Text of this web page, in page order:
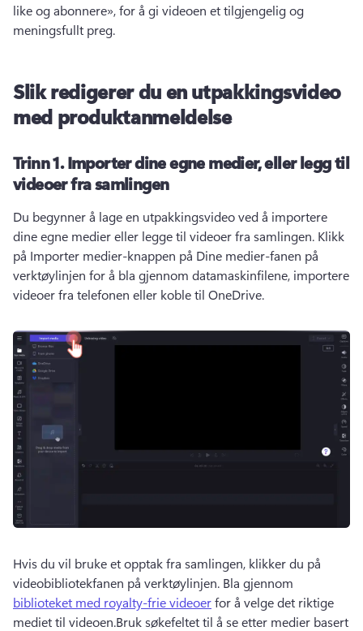
like og abonnere», for å gi videoen et tilgjengelig og
meningsfullt preg.
Slik redigerer du en utpakkingsvideo
med produktanmeldelse
Trinn 1.Importer dine egne medier, eller legg til
videoer fra samlingen
Du begynner å lage en utpakkingsvideo ved å importere
dine egne medier eller legge til videoer fra samlingen. Klikk
på Importer medier-knappen på Dine medier-fanen på
verktøylinjen for å bla gjennom datamaskinfilene, importere
videoer fra telefonen eller koble til OneDrive.
Hvis du vil bruke et opptak fra samlingen, klikker du på
videobibliotekfanen på verktøylinjen. Bla gjennom
biblioteket med royalty-frie videoer for å velge det riktige
mediet til videoen.Bruk søkefeltet til å se etter medier basert